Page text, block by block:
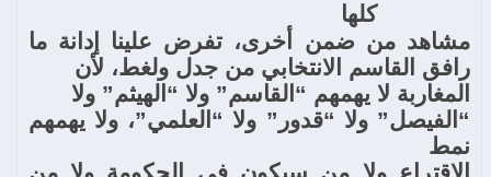
كلها
مشاهد من ضمن أخرى، تفرض علينا إدانة ما
رافق القاسم الانتخابي من جدل ولغط، لأن
المغاربة لا يهمهم “القاسم” ولا “الهيثم” ولا
“الفيصل” ولا “قدور” ولا “العلمي”، ولا يهمهم
نمط